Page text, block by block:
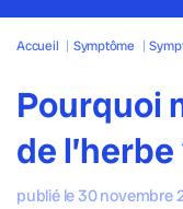
Accueil | Symptôme |
Pourquoi
de l’herbe
publié le 30 novembre